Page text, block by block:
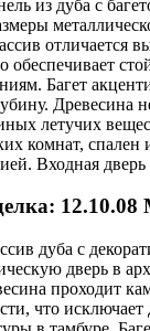
из дуба с
отличается
обеспечивает
Багет
Древесина
летучих
комнат, спален
Входная дверь
дуба с
дверь в
проходит
что